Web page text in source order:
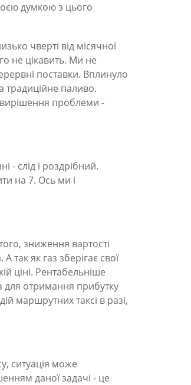
думкою з цього
чверті від місячної
не цікавить. Ми не
поставки. Вплинуло
традиційне паливо.
вирішення проблеми -
- слід і роздрібний.
на 7. Ось ми і
зниження вартості
як газ зберігає свої
ціні. Рентабельніше
для отримання прибутку
маршрутних такcі в разі,
ситуація може
даної задачі - це